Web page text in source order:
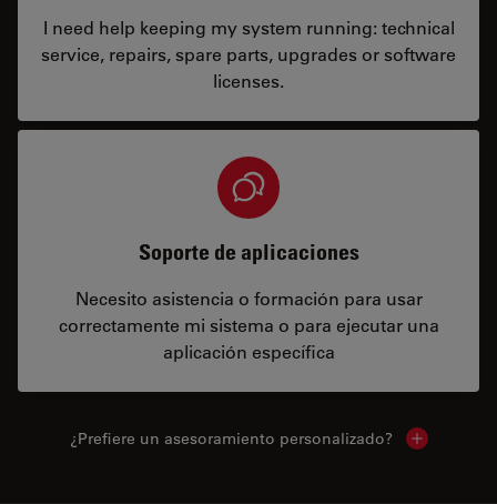
I need help keeping my system running: technical
service, repairs, spare parts, upgrades or software
licenses.
Soporte de aplicaciones
Necesito asistencia o formación para usar
correctamente mi sistema o para ejecutar una
aplicación específica
¿Prefiere un asesoramiento personalizado? Show local